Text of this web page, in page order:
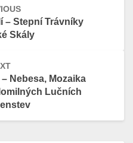
– Stepní Trávníky
Skály
Nebesa, Mozaika
Lučních